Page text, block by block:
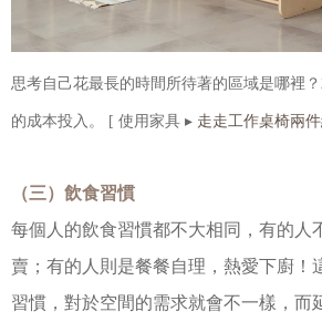
思考自己花最長的時間所待著的區域是哪裡
的成本投入。 [ 使用家具 ▸ 走走工作桌椅兩
（三）飲食習慣
每個人的飲食習慣都不大相同，有的人
賣；有的人則是餐餐自理，熱愛下廚！
習慣，對於空間的需求就會不一樣，而